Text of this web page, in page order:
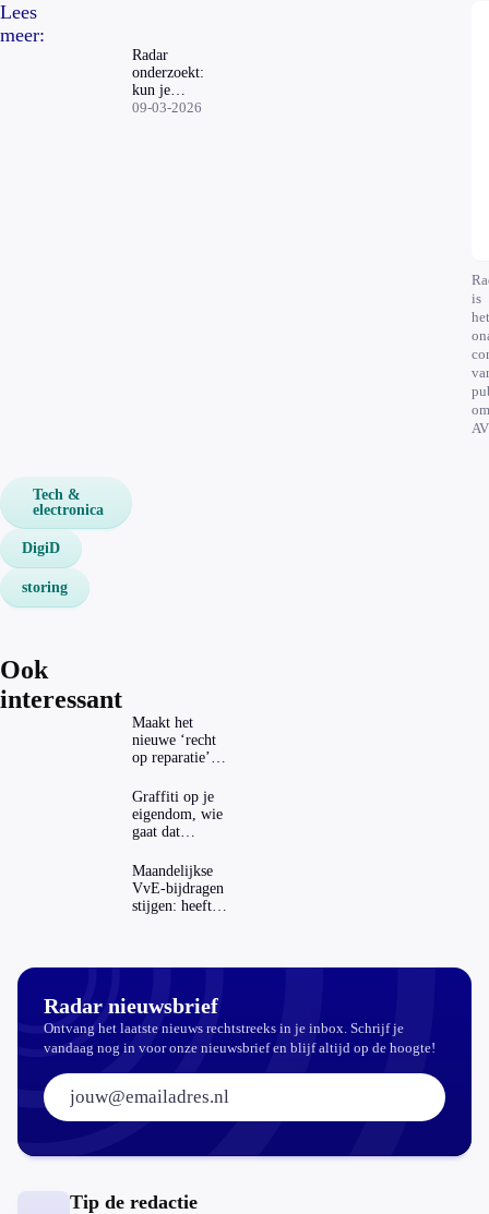
Lees
meer:
Radar
onderzoekt:
kun je
leven
09-03-2026
is
het
Tech &
electronica
DigiD
storing
Ook
interessant
Maakt het
nieuwe ‘recht
op reparatie’
echt
aantrekkelijker?
Graffiti op je
eigendom, wie
gaat dat
Maandelijkse
VvE-bijdragen
stijgen: heeft
Radar nieuwsbrief
Ontvang het laatste nieuws rechtstreeks in je inbox. Schrijf je
vandaag nog in voor onze nieuwsbrief en blijf altijd op de hoogte!
E-mailadres:
Tip de redactie